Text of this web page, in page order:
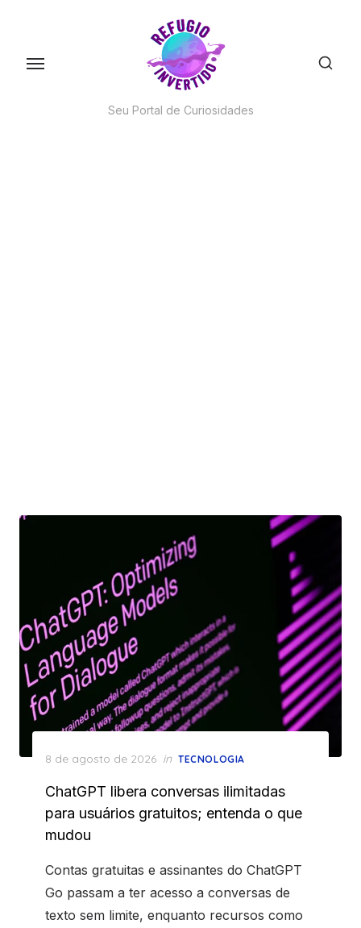
Seu Portal de Curiosidades
Posted
8 de agosto de 2026 in TECNOLOGIA
ChatGPT libera conversas ilimitadas
para usuários gratuitos; entenda o que
mudou
Contas gratuitas e assinantes do ChatGPT
Go passam a ter acesso a conversas de
texto sem limite, enquanto recursos como